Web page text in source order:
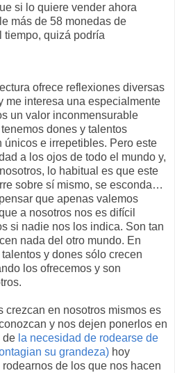
si lo quiere vender ahora
más de 58 monedas de
quizá podría
ofrece reflexiones diversas
me interesa una especialmente
un valor inconmensurable
dones y talentos
únicos e irrepetibles. Pero este
a los ojos de todo el mundo y,
lo habitual es que este
sobre sí mismo, se esconda…
que apenas valemos
a nosotros nos es difícil
si nadie nos los indica. Son tan
nada del otro mundo. En
y dones sólo crecen
los ofrecemos y son
crezcan en nosotros mismos es
y nos dejen ponerlos en
de la necesidad de rodearse de
su grandeza) hoy
de los que nos hacen